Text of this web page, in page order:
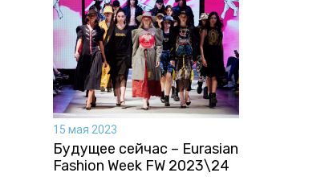
15 мая 2023
Будущее сейчас – Eurasian
Fashion Week FW 2023\24